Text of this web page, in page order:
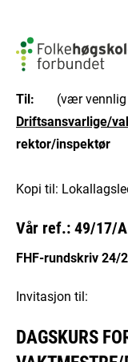
Til: (vær vennlig
Driftsansvarlige/
rektor/inspektør
Kopi til:
Vår ref.: 49/17/
FHF-rundskriv 24/
Invitasjon til:
DAGSKURS